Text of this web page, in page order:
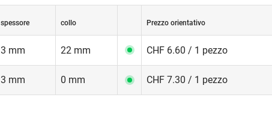
spessore collo Prezzo orientativo
3 mm 22 mm CHF 6.60 / 1 pezzo
3 mm 0 mm CHF 7.30 / 1 pezzo